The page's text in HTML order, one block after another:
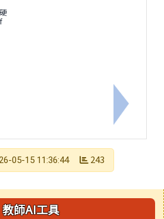
度各年級教科書選用版本 下一筆：
05-15 11:36:44 243
教師AI工具